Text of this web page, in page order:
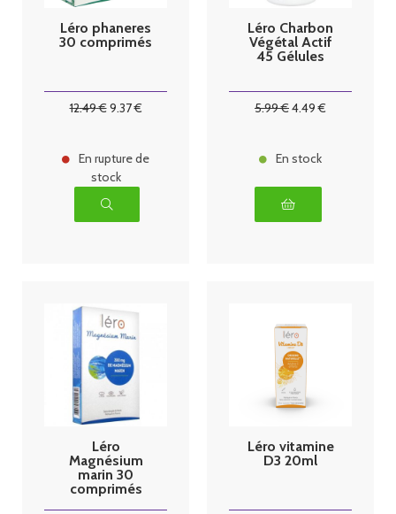
Léro phaneres
30 comprimés
12.49€9.37€
En rupture de
stock
Léro Charbon
Végétal Actif
45 Gélules
5.99€4.49 €
En stock
Léro
Magnésium
marin 30
comprimés
Léro vitamine
D3 20ml